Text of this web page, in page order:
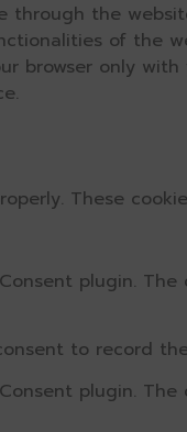
through the
of the
browser only
These
plugin.
to record
plugin.